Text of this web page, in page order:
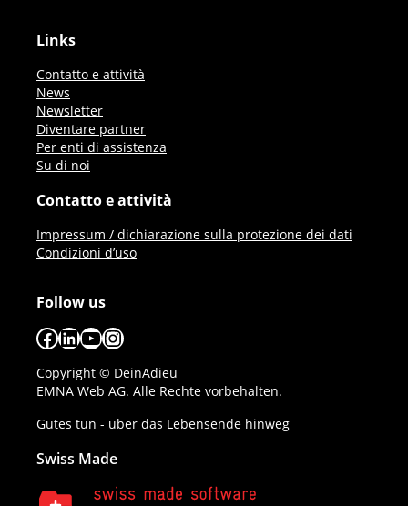
Links
Contatto e attività
News
Newsletter
Diventare partner
Per enti di assistenza
Su di noi
Contatto e attività
Impressum / dichiarazione sulla protezione dei dati
Condizioni d’uso
Follow us
Facebook
LinkedIn
YouTube
Instagram
Copyright © DeinAdieu
EMNA Web AG. Alle Rechte vorbehalten.
Gutes tun - über das Lebensende hinweg
Swiss Made